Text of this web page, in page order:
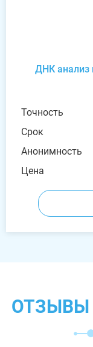
ДНК анализ
Точность
Срок
Анонимность
Цена
ОТЗЫВЫ